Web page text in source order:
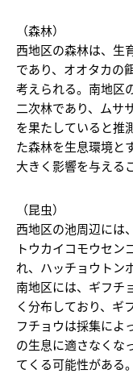
（森林）
西地区の森林は、生
であり、オオタカの
考えられる。南地区
二次林であり、ムサ
を果たしていると推
た森林を生息環境と
大きく影響を与える
（昆虫）
西地区の池周辺には
トウカイコモウセン
れ、ハッチョウトン
南地区には、ギフチ
く分布しており、ギ
フチョウは採集によ
の生息に適さなくな
てくる可能性がある。